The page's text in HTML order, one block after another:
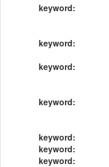
keyword:
keyword:
keyword:
keyword:
keyword:
keyword:
keyword: